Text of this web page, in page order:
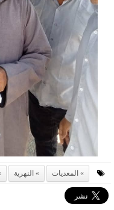
المعديات النهرية